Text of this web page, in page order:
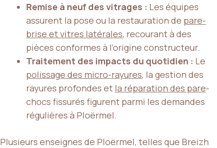
Remise à neuf des vitrages : Les équipes
assurent la pose ou la restauration de pare-
brise et vitres latérales, recourant à des
pièces conformes à l’origine constructeur.
Traitement des impacts du quotidien : Le
polissage des micro-rayures, la gestion des
rayures profondes et la réparation des pare-
chocs fissurés figurent parmi les demandes
régulières à Ploërmel.
Plusieurs enseignes de Ploërmel, telles que Breizh